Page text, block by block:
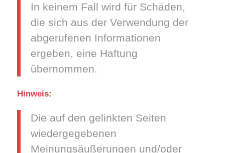
In keinem Fall wird für Schäden,
die sich aus der Verwendung der
abgerufenen Informationen
ergeben, eine Haftung
übernommen.
Hinweis:
Die auf den gelinkten Seiten
wiedergegebenen
Meinungsäußerungen und/oder